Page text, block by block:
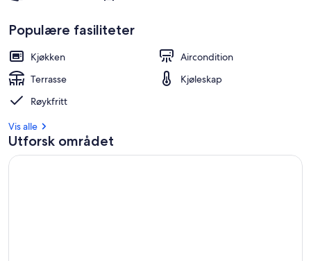
Populære fasiliteter
Kjøkken
Aircondition
Terrasse
Kjøleskap
Røykfritt
Vis alle
Utforsk området